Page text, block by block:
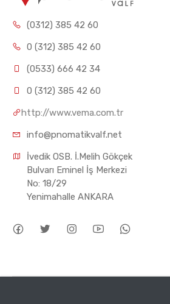
(0312) 385 42 60
0 (312) 385 42 60
(0533) 666 42 34
0 (312) 385 42 60
http://www.vema.com.tr
info@pnomatikvalf.net
İvedik OSB. İ.Melih Gökçek
Bulvarı Eminel İş Merkezi
No: 18/29
Yenimahalle ANKARA